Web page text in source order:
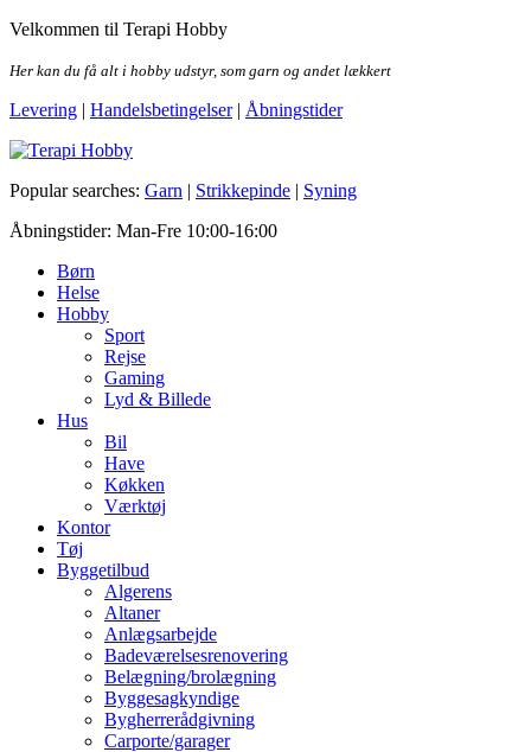
Skip
the
Velkommen til Terapi Hobby
Her kan du få alt i hobby udstyr, som garn og andet lækkert
Levering | Handelsbetingelser| Åbningstider
Terapi Hobby
Popular searches: Garn | Strikkepinde | Syning
Åbningstider: Man-Fre 10:00-16:00
Børn
Helse
Hobby
Sport
Rejse
Gaming
Lyd & Billede
Hus
Bil
Have
Køkken
Værktøj
Kontor
Tøj
Byggetilbud
Algerens
Altaner
Anlægsarbejde
Badeværelsesrenovering
Belægning/brolægning
Byggesagkyndige
Bygherrerådgivning
Carporte/garager